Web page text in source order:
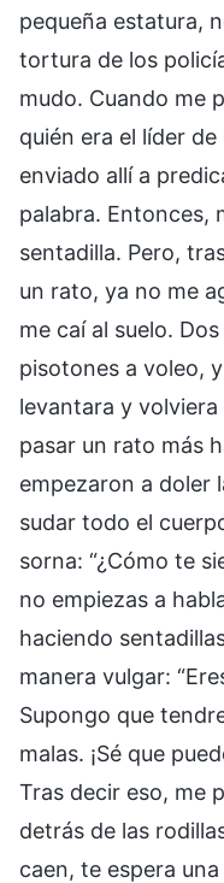
pequeña estatura,
tortura de los
mudo. Cuando me
quién era el líder
enviado allí a
palabra. Entonces,
sentadilla. Pero,
un rato, ya no me
me caí al suelo.
pisotones a voleo,
levantara y
pasar un rato más
empezaron a doler
sudar todo el
sorna: “¿Cómo te
no empiezas a
haciendo
manera vulgar:
Supongo que
malas. ¡Sé que
Tras decir eso, me
detrás de las
caen, te espera